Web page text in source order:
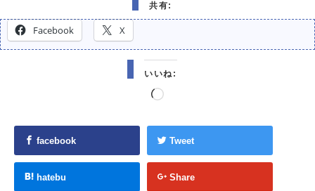
共有:
Facebook X
いいね:
読
込
み
中…
facebook Tweet
hatebu Share